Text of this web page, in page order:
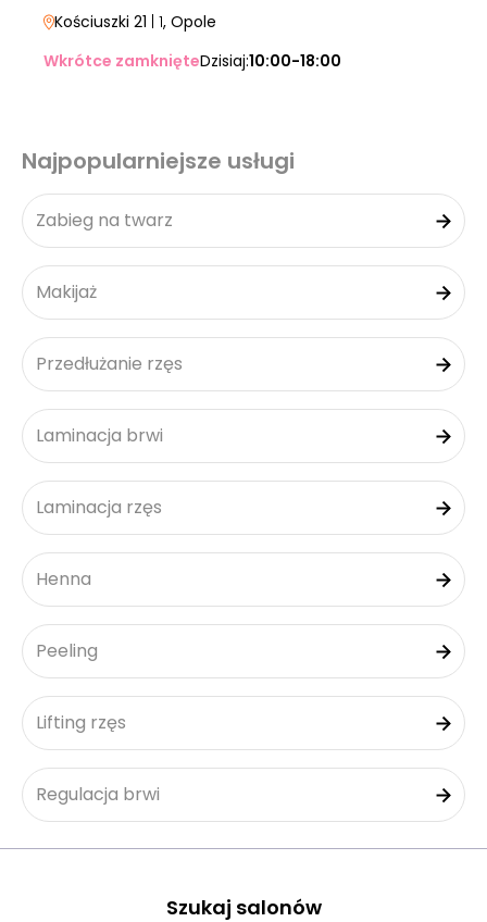
Kościuszki 21 | 1, Opole
Wkrótce zamknięteDzisiaj:10:00-18:00
Najpopularniejsze usługi
Zabieg na twarz
Makijaż
Przedłużanie rzęs
Laminacja brwi
Laminacja rzęs
Henna
Peeling
Lifting rzęs
Regulacja brwi
Szukaj salonów